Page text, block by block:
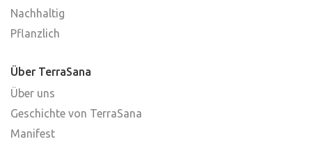
Nachhaltig
Pflanzlich
Über TerraSana
Über uns
Geschichte von TerraSana
Manifest